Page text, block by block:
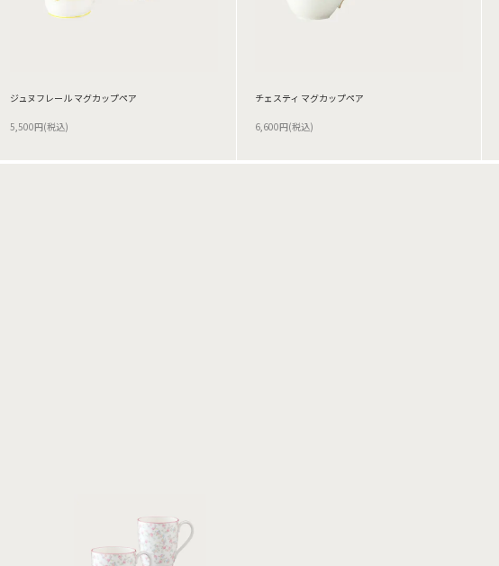
ジュヌフレール マグカップペア
5,500円(税込)
チェスティ マグカップペア
6,600円(税込)